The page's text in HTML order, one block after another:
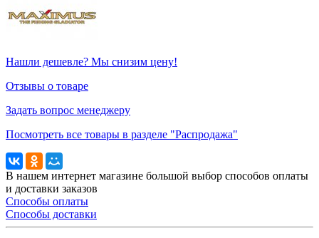
Нашли дешевле? Мы снизим цену!
Отзывы о товаре
Задать вопрос менеджеру
Посмотреть все товары в разделе "Распродажа"
В нашем интернет магазине большой выбор способов оплаты
и доставки заказов
Способы оплаты
Способы доставки